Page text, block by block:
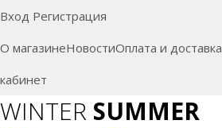
Вход Регистрация
О магазинеНовостиОплата и доставка
кабинет
WINTER SUMMER